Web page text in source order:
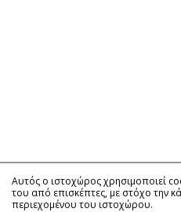
Αυτός ο ιστοχώρος χρησιμοποιεί
του από επισκέπτες, με στόχο την
περιεχομένου του ιστοχώρου.